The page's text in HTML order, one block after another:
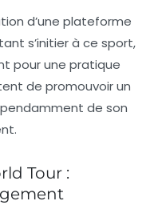
d’une plateforme
s’initier à ce sport,
pour une pratique
de promouvoir un
de son
Tour :